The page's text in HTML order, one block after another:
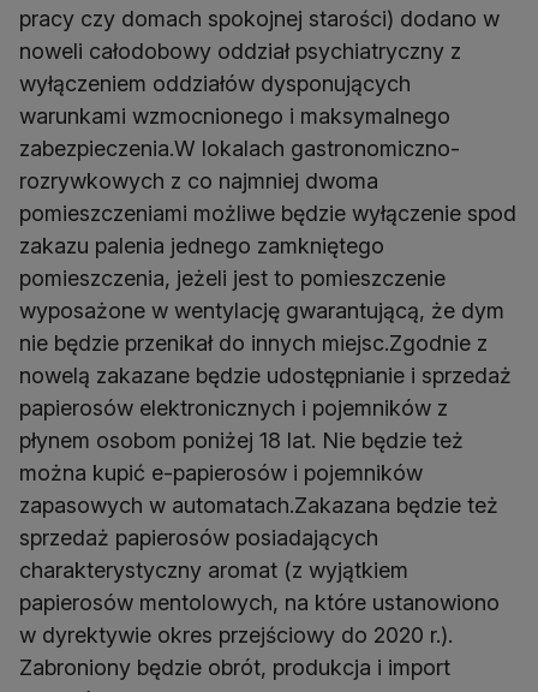
pracy czy domach spokojnej starości) dodano w
noweli całodobowy oddział psychiatryczny z
wyłączeniem oddziałów dysponujących
warunkami wzmocnionego i maksymalnego
zabezpieczenia.W lokalach gastronomiczno-
rozrywkowych z co najmniej dwoma
pomieszczeniami możliwe będzie wyłączenie spod
zakazu palenia jednego zamkniętego
pomieszczenia, jeżeli jest to pomieszczenie
wyposażone w wentylację gwarantującą, że dym
nie będzie przenikał do innych miejsc.Zgodnie z
nowelą zakazane będzie udostępnianie i sprzedaż
papierosów elektronicznych i pojemników z
płynem osobom poniżej 18 lat. Nie będzie też
można kupić e-papierosów i pojemników
zapasowych w automatach.Zakazana będzie też
sprzedaż papierosów posiadających
charakterystyczny aromat (z wyjątkiem
papierosów mentolowych, na które ustanowiono
w dyrektywie okres przejściowy do 2020 r.).
Zabroniony będzie obrót, produkcja i import